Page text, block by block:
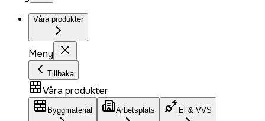
Våra produkter
Meny
Tillbaka
Våra produkter
Byggmaterial Arbetsplats El & VVS